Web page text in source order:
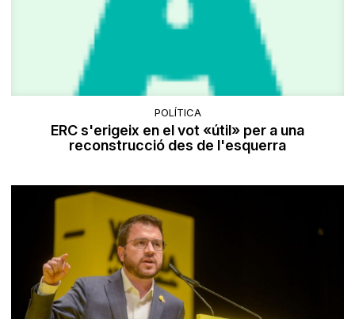
POLÍTICA
ERC s'erigeix en el vot «útil» per a una
reconstrucció des de l'esquerra